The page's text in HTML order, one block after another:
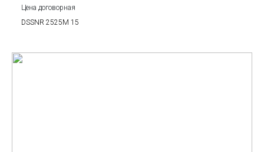
Цена договорная
DSSNR 2525M 15